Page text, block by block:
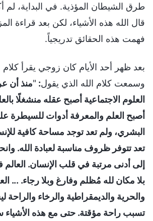
طرق الشيطان المؤذية. في البداية، لم
قال الله هذه الأشياء، لكن بعد قراءة
فهمت هذه الحقائق تدريجياً.
بعد ظهر أحد الأيام كان زوجي يقرأ كلام
وسمعت كلام الله الذي يقول:
"منذ أن
العلوم الاجتماعية أصبح عقله منشغلًا
أصبح العلم والمعرفة أدوات للسيطرة
البشري، ولم تعد توجد مساحة كافية
تعد تتوفر ظروف مناسبة لعبادة الله.
إلى أدنى مرتبة في قلب الإنسان.
بلا مكان لله مُظلم وفارغ وبلا رجاء. ...
والحرية والديمقراطية والرخاء والراحة
تسبب راحة مؤقتة. حتى مع هذه الأشياء